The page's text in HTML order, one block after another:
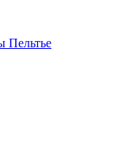
Пельтье